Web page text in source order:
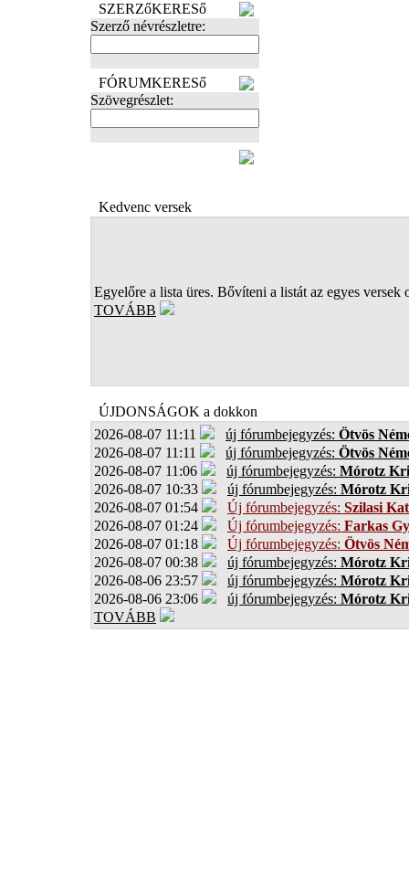
SZERZőKERESő
Szerző névrészletre:
FÓRUMKERESő
Szövegrészlet:
Kedvenc versek
Egyelőre a lista üres. Bővíteni a listát az egyes versek
TOVÁBB
ÚJDONSÁGOK a dokkon
2026-08-07 11:11
új fórumbejegyzés: Ötvös
2026-08-07 11:11
új fórumbejegyzés: Ötvös
2026-08-07 11:06
új fórumbejegyzés: Mórotz
2026-08-07 10:33
új fórumbejegyzés: Mórotz
2026-08-07 01:54
Új fórumbejegyzés: Szilasi
2026-08-07 01:24
Új fórumbejegyzés: Farkas
2026-08-07 01:18
Új fórumbejegyzés: Ötvös
2026-08-07 00:38
új fórumbejegyzés: Mórotz
2026-08-06 23:57
új fórumbejegyzés: Mórotz
2026-08-06 23:06
új fórumbejegyzés: Mórotz
TOVÁBB